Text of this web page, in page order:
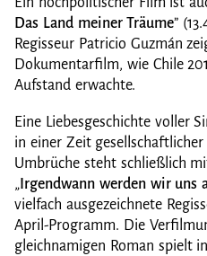
Das Land meiner Träume”
Regisseur Patricio Guzmán
Dokumentarfilm, wie Chile
Aufstand erwachte.
Eine Liebesgeschichte voller
in einer Zeit
Umbrüche steht schließlich
„Irgendwann werden wir uns
vielfach ausgezeichnete
April-Programm. Die
gleichnamigen Roman spielt